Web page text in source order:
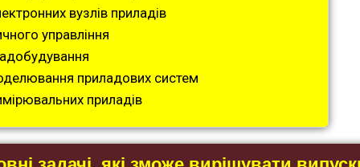
вузлів приладів
управління
приладових систем
приладів